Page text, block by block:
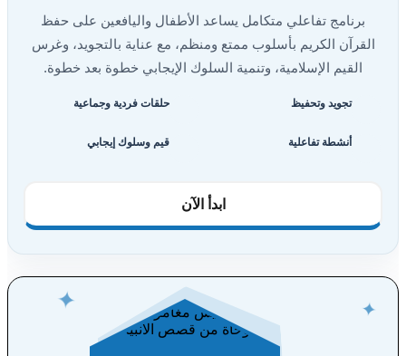
برنامج تفاعلي متكامل يساعد الأطفال واليافعين على حفظ
القرآن الكريم بأسلوب ممتع ومنظم، مع عناية بالتجويد، وغرس
القيم الإسلامية، وتنمية السلوك الإيجابي خطوة بعد خطوة.
تجويد وتحفيظ حلقات فردية وجماعية
أنشطة تفاعلية قيم وسلوك إيجابي
ابدأ الآن
✦
✦